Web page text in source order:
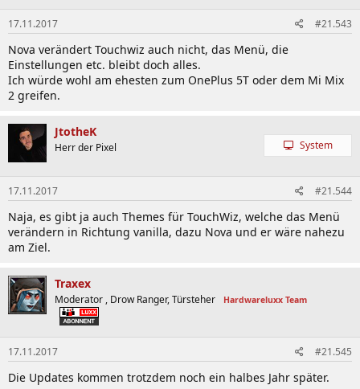
17.11.2017 #21.543
Nova verändert Touchwiz auch nicht, das Menü, die
Einstellungen etc. bleibt doch alles.
Ich würde wohl am ehesten zum OnePlus 5T oder dem Mi Mix
2 greifen.
JtotheK
Herr der Pixel System
17.11.2017 #21.544
Naja, es gibt ja auch Themes für TouchWiz, welche das Menü
verändern in Richtung vanilla, dazu Nova und er wäre nahezu
am Ziel.
Traxex
Moderator , Drow Ranger, Türsteher Hardwareluxx Team
17.11.2017 #21.545
Die Updates kommen trotzdem noch ein halbes Jahr später.